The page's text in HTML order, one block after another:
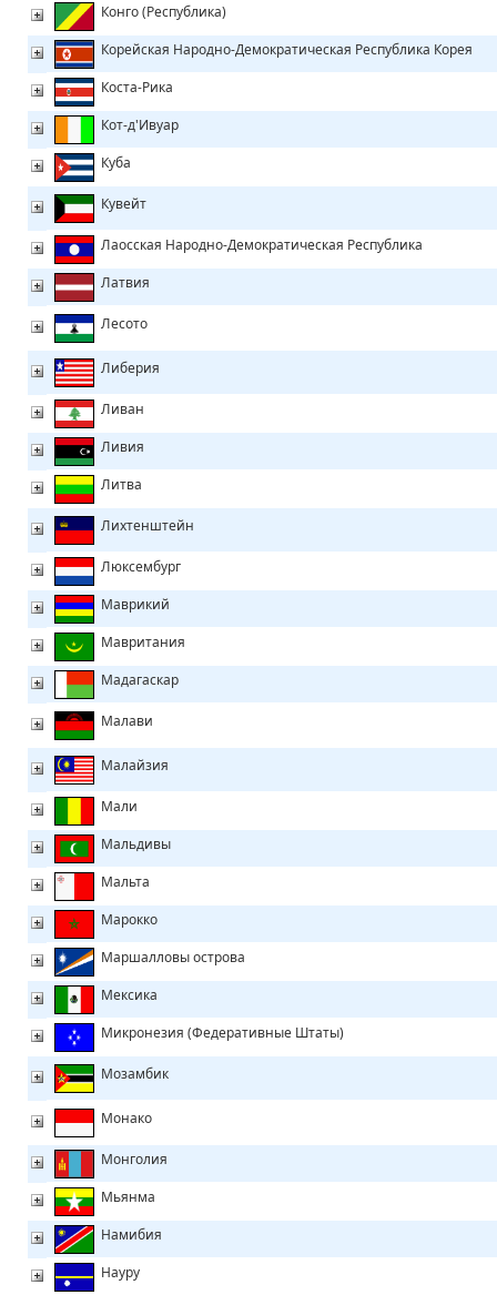
Конго (Республика)
Корейская Народно-Демократическая Республика Корея
Коста-Рика
Кот-д'Ивуар
Куба
Кувейт
Лаосская Народно-Демократическая Республика
Латвия
Лесото
Либерия
Ливан
Ливия
Литва
Лихтенштейн
Люксембург
Маврикий
Мавритания
Мадагаскар
Малави
Малайзия
Мали
Мальдивы
Мальта
Марокко
Маршалловы острова
Мексика
Микронезия (Федеративные Штаты)
Мозамбик
Монако
Монголия
Мьянма
Намибия
Науру